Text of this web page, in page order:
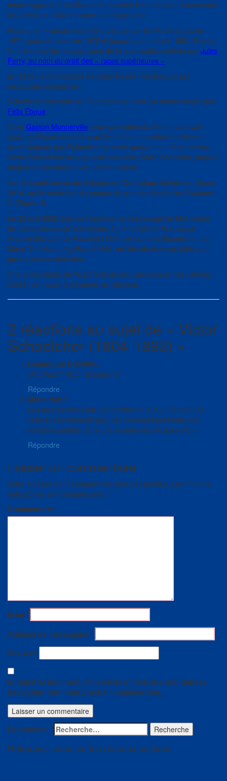
musicologue et travaille sur le musicien Haendel dont il rassemble
les partitions. Il lui consacre une biographie.
Revenu en France, il est réélu député par les Martiniquais en
1871, puis sénateur en 1875 et jusqu’à sa mort en 1893. Il sera
l’un des plus fermes partisans de la colonisation prônée par Jules
Ferry, au nom du droit des « races supérieures ».
En 1889, la municipalité de Case-Navire (Martinique) est
rebaptisée Schoelcher.
Schoelcher est entré au Panthéon en 1949, en même temps que
Félix Éboué.
C’est Gaston Monnerville, alors président du Sénat, qui avait
voulu qu’Eboué soit admis au Panthéon. Le président Vincent
Auriol imposa que Schoelcher y entre aussi et en même temps.
Victor Schoelcher fut reçu avec son père, Marc Schelcher, auprès
duquel il avait émis le vœu d’être enterré.
L’arrière petit-neveu de Schoelcher, Dominique Schelcher, depuis
2018, est le président du groupe de grande distribution Système
U (Super U).
Le 22 mai 2020, jour de l’abolition de l’esclavage en Martinique,
les deux statues de Schoelcher, l’une à Fort-de-France par
Anatole Marquet de Vasselot (1904) et l’autre à Schoelcher, par
Marie-Thérèse Lung-Fou (1965) ont été abattues en plein jour
par de jeunes activistes.
Une autre statue de Victor Schoelcher, par Louis-Ernest Barrias
(1896) se trouve à Cayenne, en Guyane.
2 réactions au sujet de « Victor
Schoelcher (1804-1893) »
Dominique DORIVAL
UN SALOP Victor Schoelcher
Répondre
Maria Henri
Les propos tenus par Schoelcher en 1842 ,mentionnés
cidessus ne tiennent pas, car comment peut faire une
reflexion pareille dans une société encore asservie ?
Répondre
Laisser un commentaire
Votre adresse de messagerie ne sera pas publiée. Les champs
obligatoires sont indiqués avec *
Commentaire
Nom *
Adresse de messagerie *
Site web
Enregistrer mon nom, mon e-mail et mon site web dans le
navigateur pour mon prochain commentaire.
Rechercher : Recherche
Retrouvez-nous sur les réseaux sociaux